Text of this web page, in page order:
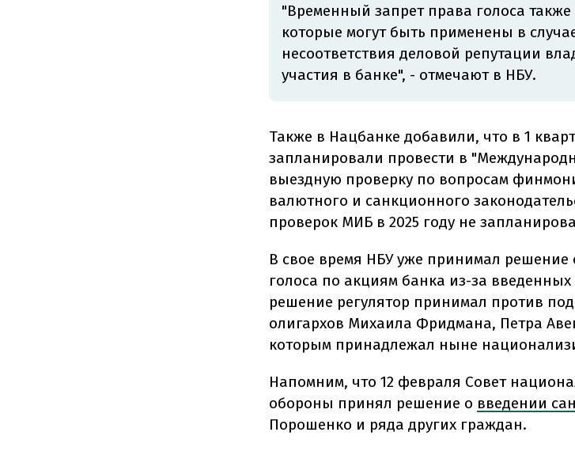
"Временный запрет права голоса также
которые могут быть применены в
несоответствия деловой репутации
участия в банке", - отмечают в НБУ.
Также в Нацбанке добавили, что в 1
запланировали провести в
выездную проверку по вопросам
валютного и санкционного
проверок МИБ в 2025 году не
В свое время НБУ уже принимал
голоса по акциям банка из-за
решение регулятор принимал против
олигархов Михаила Фридмана, Петра
которым принадлежал ныне
Напомним, что 12 февраля Совет
обороны принял решение о введении
Порошенко и ряда других граждан.